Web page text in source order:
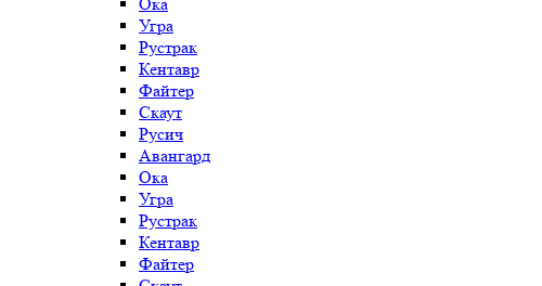
Угра
Рустрак
Кентавр
Файтер
Скаут
Русич
Авангард
Ока
Угра
Рустрак
Кентавр
Файтер